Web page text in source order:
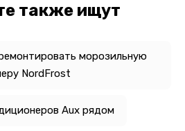
также ищут
морозильную
NordFrost
Aux рядом